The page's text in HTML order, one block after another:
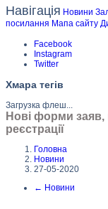
Навігація Новини
посилання Мапа сайту
Facebook
Instagram
Twitter
Хмара тегів
Загрузка флеш...
Нові форми
реєстрації
Головна
Новини
27-05-2020
← Новини